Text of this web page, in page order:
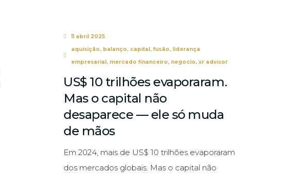
11 abril 2025
aquisição, balanço, capital, fusão, liderança
empresarial, mercado financeiro, negocio, xr advisor
US$ 10 trilhões evaporaram.
Mas o capital não
desaparece — ele só muda
de mãos
Em 2024, mais de US$ 10 trilhões evaporaram
dos mercados globais. Mas o capital não